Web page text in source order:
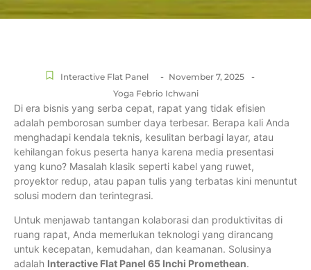
Interactive Flat Panel - November 7, 2025 -
Yoga Febrio Ichwani
Di era bisnis yang serba cepat, rapat yang tidak efisien
adalah pemborosan sumber daya terbesar. Berapa kali Anda
menghadapi kendala teknis, kesulitan berbagi layar, atau
kehilangan fokus peserta hanya karena media presentasi
yang kuno? Masalah klasik seperti kabel yang ruwet,
proyektor redup, atau papan tulis yang terbatas kini menuntut
solusi modern dan terintegrasi.
Untuk menjawab tantangan kolaborasi dan produktivitas di
ruang rapat, Anda memerlukan teknologi yang dirancang
untuk kecepatan, kemudahan, dan keamanan. Solusinya
adalah Interactive Flat Panel 65 Inchi Promethean.